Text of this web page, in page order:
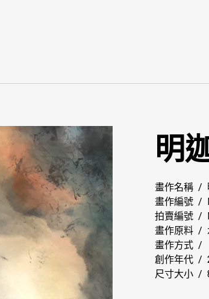
明
畫作名稱 /
畫作編號 /
拍賣編號 /
畫作原料 /
畫作方式 /
創作年代 /
尺寸大小 /